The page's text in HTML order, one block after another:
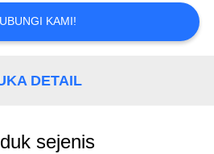
KAMI!
DETAIL
sejenis